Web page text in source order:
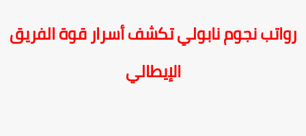
نجوم نابولي تكشف أسرار قوة الفريق
الإيطالي